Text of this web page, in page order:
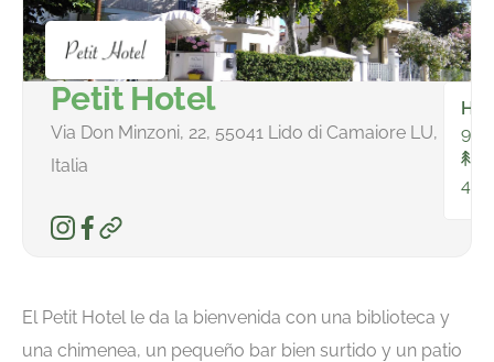
Petit Hotel
Via Don Minzoni, 22, 55041 Lido di Camaiore LU,
Italia
9
451
El Petit Hotel le da la bienvenida con una biblioteca y
una chimenea, un pequeño bar bien surtido y un patio